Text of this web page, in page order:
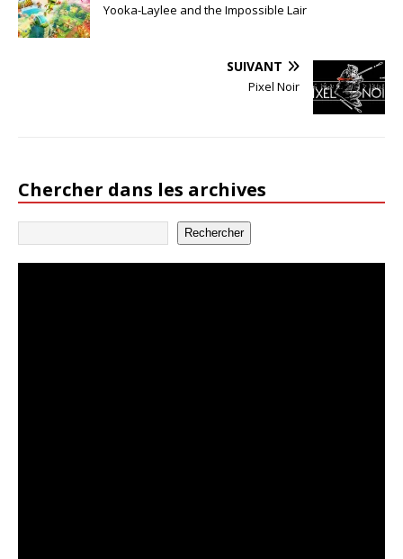
Yooka-Laylee and the Impossible Lair
SUIVANT
Pixel Noir
Chercher dans les archives
Rechercher